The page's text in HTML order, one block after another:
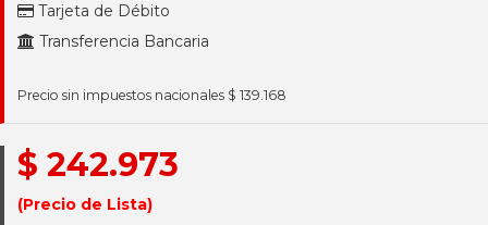
Tarjeta de Débito
Transferencia Bancaria
Precio sin impuestos nacionales $ 139.168
$ 242.973
(Precio de Lista)